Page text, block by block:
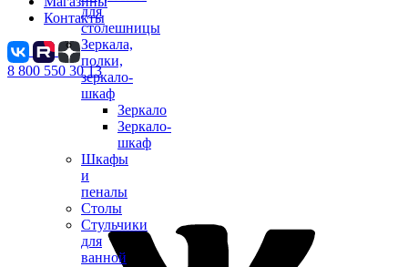
для
столешницы
Зеркала,
полки,
зеркало-
шкаф
Зеркало
Зеркало-
шкаф
Шкафы
и
пеналы
Столы
Стульчики
для
ванной
Контакты
8 800 550 30 13